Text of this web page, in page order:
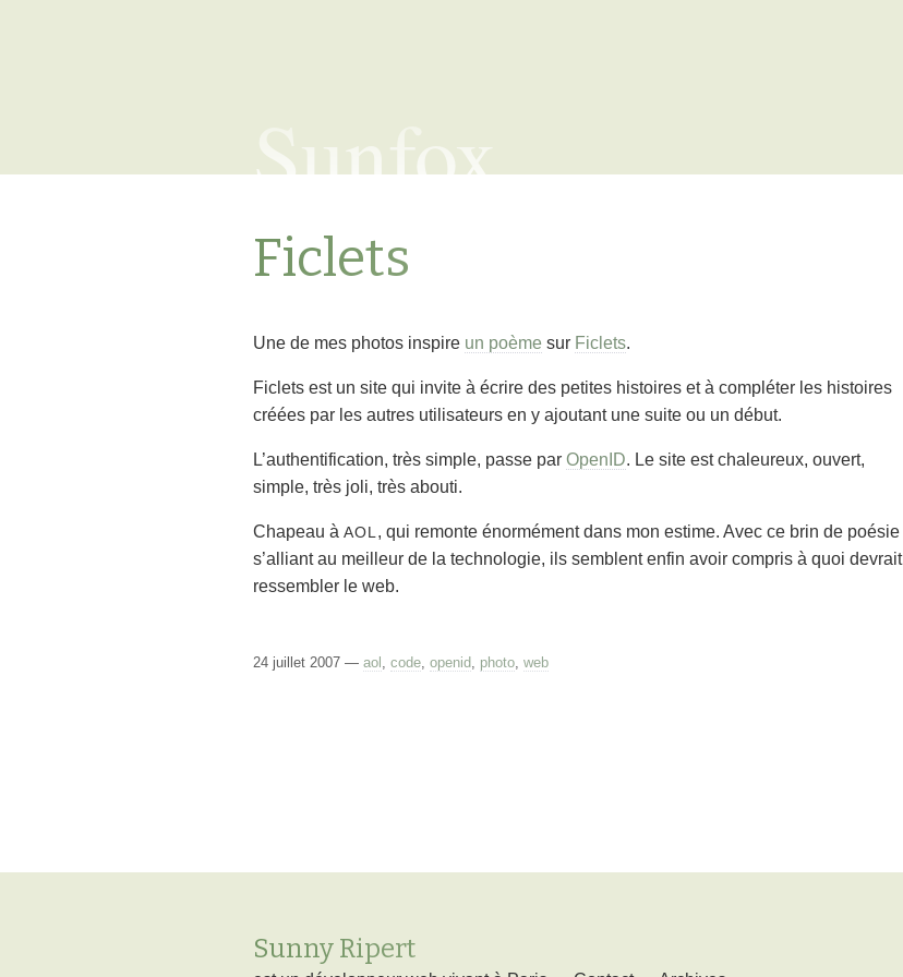
Sunfox
Ficlets
Une de mes photos inspire un poème sur Ficlets.
Ficlets est un site qui invite à écrire des petites histoires et à compléter les histoires
créées par les autres utilisateurs en y ajoutant une suite ou un début.
L’authentification, très simple, passe par OpenID. Le site est chaleureux, ouvert,
simple, très joli, très abouti.
Chapeau à AOL , qui remonte énormément dans mon estime. Avec ce brin de poésie
s’alliant au meilleur de la technologie, ils semblent enfin avoir compris à quoi devrait
ressembler le web.
24 juillet 2007 — aol , code, openid, photo, web
Sunny Ripert